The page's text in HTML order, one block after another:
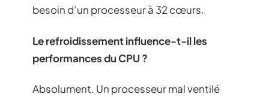
besoin d’un processeur à 32 cœurs.
Le refroidissement influence-t-il les
performances du CPU ?
Absolument. Un processeur mal ventilé